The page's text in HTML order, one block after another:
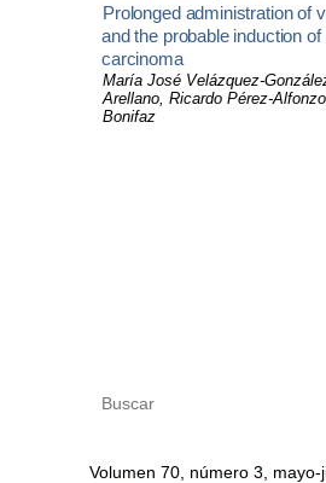
Prolonged administration of
and the probable induction
carcinoma
María José Velázquez-
Arellano, Ricardo Pérez-
Bonifaz
Volumen 70, número 3, mayo-